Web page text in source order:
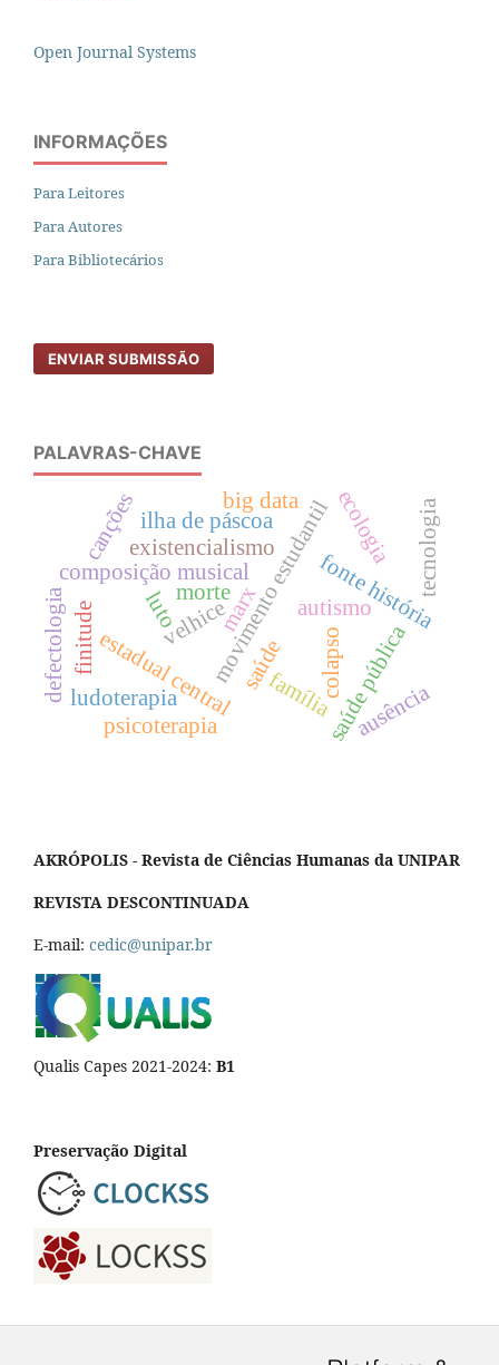
Open Journal Systems
INFORMAÇÕES
Para Leitores
Para Autores
Para Bibliotecários
ENVIAR SUBMISSÃO
PALAVRAS-CHAVE
estadual centralmovimento estudantil
luto autismo
família
composição musical
canções
fonte história
saúde saúde pública
velhicemarx
ludoterapia
psicoterapia
existencialismo
finitude
morte
colapso
ecologia
ilha de páscoa
defectologia
ausência
tecnologia
big data
AKRÓPOLIS - Revista de Ciências Humanas da UNIPAR
REVISTA DESCONTINUADA
E-mail: cedic@unipar.br
Qualis Capes 2021-2024: B1
Preservação Digital